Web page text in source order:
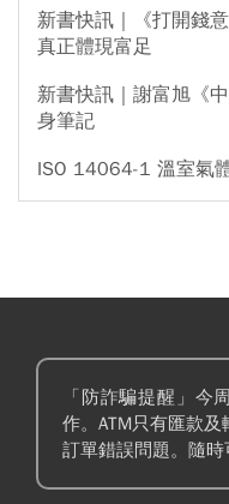
新書快訊｜《打開錢
真正體現富足
新書快訊｜謝富旭《
身筆記
ISO 14064-1 溫室氣
「防詐騙提醒」今
作。ATM只有匯款
訂單錯誤問題。隨時